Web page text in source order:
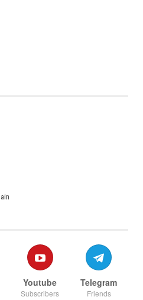
Youtube
Subscribers
Telegram
Friends